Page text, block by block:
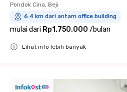
Pondok Cina, Beji
6.4 km dari antam office building
mulai dari Rp1.750.000 /bulan
Lihat info lebih banyak